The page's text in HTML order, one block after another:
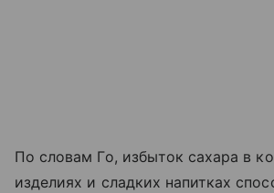
По словам Го, избыток сахара в
изделиях и сладких напитках